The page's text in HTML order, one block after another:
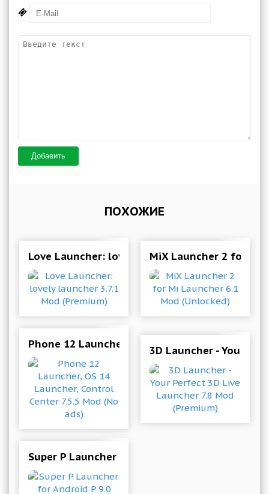
Добавить
ПОХОЖИЕ
Love Launcher: lovely launcher 3.7.1 Mod
MiX Launcher 2 for Mi
Phone 12 Launcher, OS 14 Launcher, Control
3D Launcher - Your
Super P Launcher for Android P 9.0 launcher,